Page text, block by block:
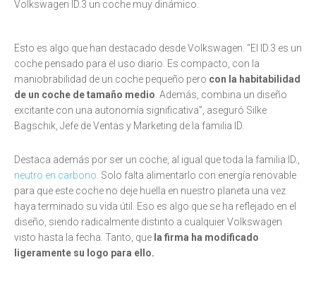
Volkswagen ID.3 un coche muy dinámico.
Esto es algo que han destacado desde Volkswagen. “El ID.3 es un
coche pensado para el uso diario. Es compacto, con la
maniobrabilidad de un coche pequeño pero con la habitabilidad
de un coche de tamaño medio. Además, combina un diseño
excitante con una autonomía significativa”, aseguró Silke
Bagschik, Jefe de Ventas y Marketing de la familia ID.
Destaca además por ser un coche, al igual que toda la familia ID.,
neutro en carbono. Solo falta alimentarlo con energía renovable
para que este coche no deje huella en nuestro planeta una vez
haya terminado su vida útil. Eso es algo que se ha reflejado en el
diseño, siendo radicalmente distinto a cualquier Volkswagen
visto hasta la fecha. Tanto, que la firma ha modificado
ligeramente su logo para ello.